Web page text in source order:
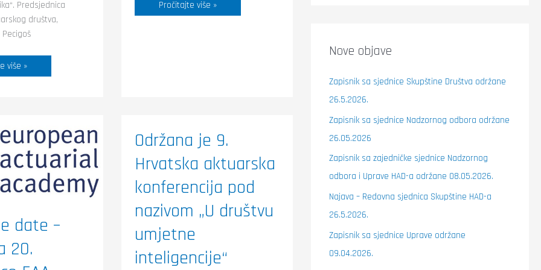
Predsjednica
društva,
više »
Pročitajte više »
date –
20.
Održana je 9.
Hrvatska aktuarska
konferencija pod
nazivom „U društvu
umjetne
inteligencije“
Održana
je
Hrvatska
aktuarska
konferencija
pod
nazivom
„U
društvu
inteligencije“
Nove objave
Zapisnik sa sjednice Skupštine Društva održane
26.5.2026.
Zapisnik sa sjednice Nadzornog odbora održane
26.05.2026
Zapisnik sa zajedničke sjednice Nadzornog
odbora i Uprave HAD-a održane 08.05.2026.
Najava – Redovna sjednica Skupštine HAD-a
26.5.2026.
Zapisnik sa sjednice Uprave održane
09.04.2026.